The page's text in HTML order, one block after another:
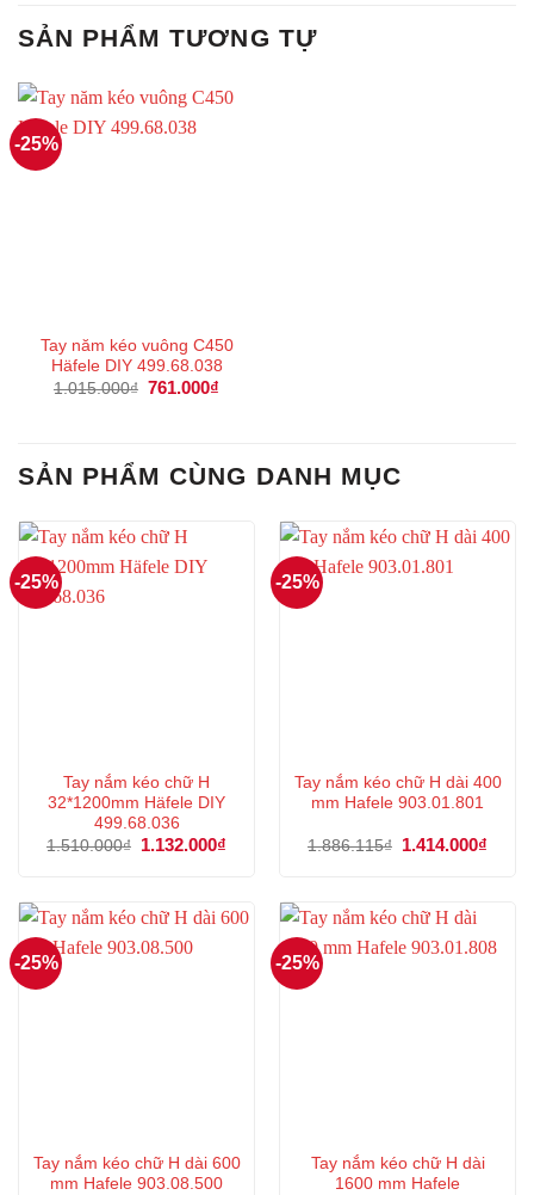
SẢN PHẨM TƯƠNG TỰ
-25%
Tay năm kéo vuông C450
Häfele DIY 499.68.038
1.015.000₫ Giá
761.000₫
SẢN PHẨM CÙNG DANH MỤC
-25%
Tay nắm kéo chữ H
32*1200mm Häfele DIY
499.68.036
1.510.000₫
Giá
1.132.000₫
1.132.000₫.
-25%
Tay nắm kéo chữ H dài 400
mm Hafele 903.01.801
1.886.115₫
Giá
1.414.000₫
-25%
Tay nắm kéo chữ H dài 600
mm Hafele 903.08.500
-25%
Tay nắm kéo chữ H dài
1600 mm Hafele